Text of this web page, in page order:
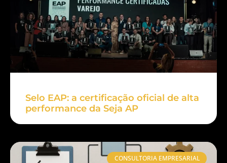
Selo EAP: a certificação oficial de alta
performance da Seja AP
CONSULTORIA EMPRESARIAL